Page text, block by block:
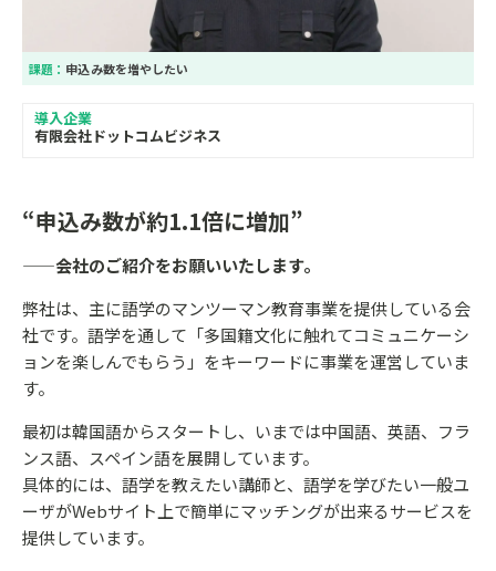
課題： 申込み数を増やしたい
導入企業
有限会社ドットコムビジネス
“申込み数が約1.1倍に増加”
——会社のご紹介をお願いいたします。
弊社は、主に語学のマンツーマン教育事業を提供している会
社です。語学を通して「多国籍文化に触れてコミュニケーシ
ョンを楽しんでもらう」をキーワードに事業を運営していま
す。
最初は韓国語からスタートし、いまでは中国語、英語、フラ
ンス語、スペイン語を展開しています。
具体的には、語学を教えたい講師と、語学を学びたい一般ユ
ーザがWebサイト上で簡単にマッチングが出来るサービスを
提供しています。